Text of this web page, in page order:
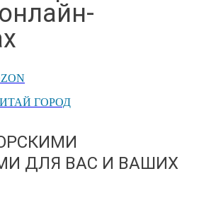
ГОРОД
ДЛЯ ВАС И ВАШИХ